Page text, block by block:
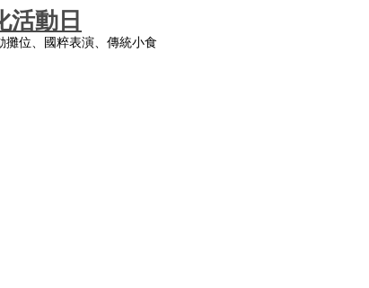
活動日
位、國粹表演、傳統小食